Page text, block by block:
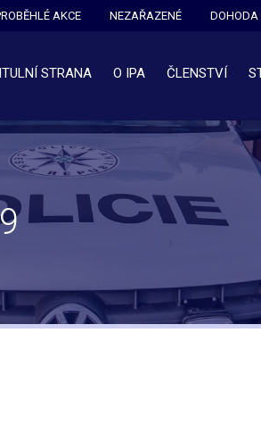
AKCE NEZAŘAZENÉ DOHODA
STRANA O IPA ČLENSTVÍ